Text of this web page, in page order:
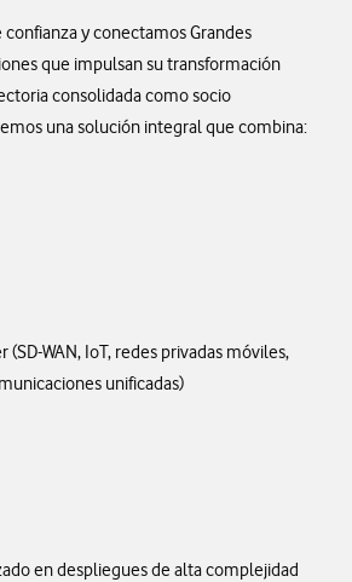
y conectamos Grandes
que impulsan su transformación
consolidada como socio
una solución integral que combina:
WAN, IoT, redes privadas móviles,
unificadas)
en despliegues de alta complejidad